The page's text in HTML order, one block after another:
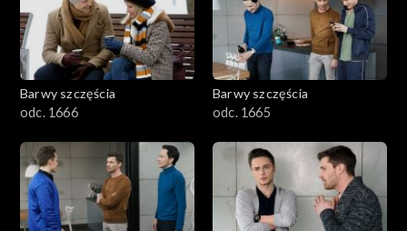
Barwy szczęścia
odc. 1666
Barwy szczęścia
odc. 1665